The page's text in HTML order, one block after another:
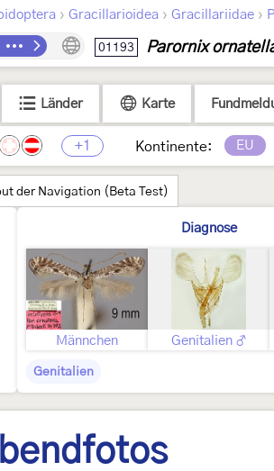
› Gracillarioidea › Gracillariidae ›
01193 Parornix
Länder Karte
+1 Kontinente: EU
der Navigation (Beta Test)
Diagnose
Männchen Genitalien ♂
Genitalien